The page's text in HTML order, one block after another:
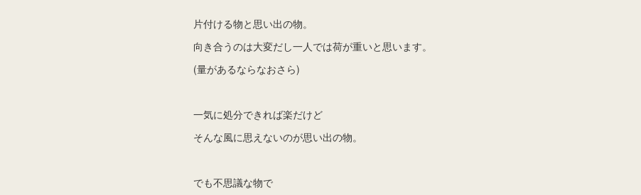
片付ける物と思い出の物。
向き合うのは大変だし一人では荷が重いと思います。
(量があるならなおさら)
一気に処分できれば楽だけど
そんな風に思えないのが思い出の物。
でも不思議な物で